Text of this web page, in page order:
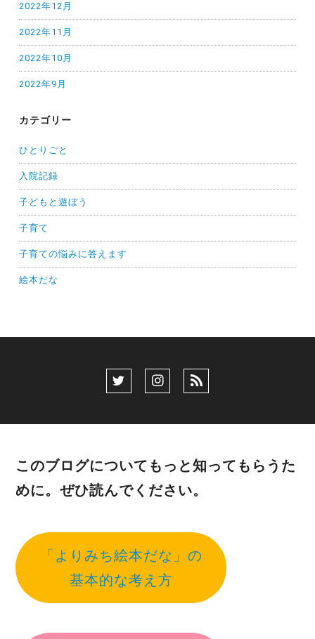
2022年12月
2022年11月
2022年10月
2022年9月
カテゴリー
ひとりごと
入院記録
子どもと遊ぼう
子育て
子育ての悩みに答えます
絵本だな
このブログについてもっと知ってもらうた
めに。ぜひ読んでください。
「よりみち絵本だな」の
基本的な考え方